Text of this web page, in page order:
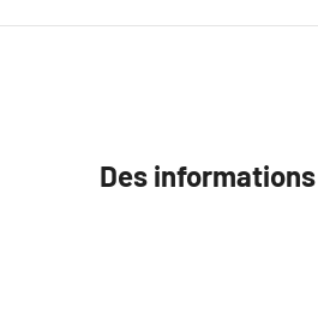
Des